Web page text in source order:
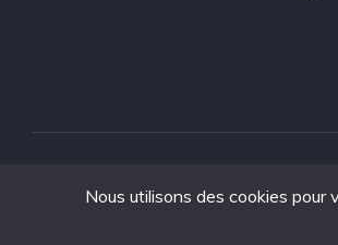
Copyright © 2025. tous droits
Nous utilisons des cookies pour